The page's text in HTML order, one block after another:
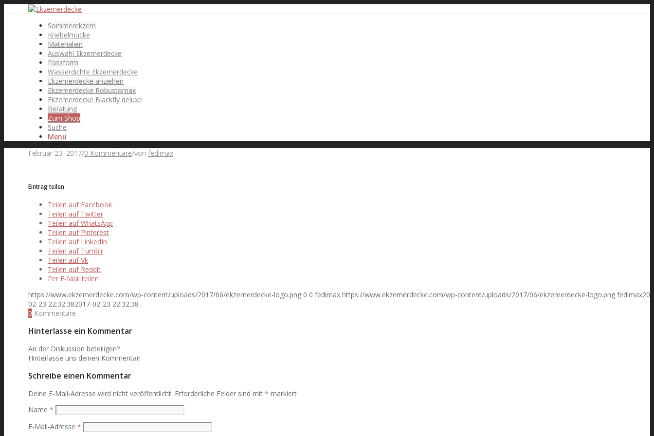
Sommerekzem
Kriebelmücke
Materialien
Auswahl Ekzemerdecke
Passform
Wasserdichte Ekzemerdecke
Ekzemerdecke anziehen
Ekzemerdecke Robustomax
Ekzemerdecke Blackfly deluxe
Beratung
Zum Shop
Suche
Menü
Februar 23, 2017/0 Kommentare/von fedimax
Eintrag teilen
Teilen auf Facebook
Teilen auf Twitter
Teilen auf WhatsApp
Teilen auf Pinterest
Teilen auf LinkedIn
Teilen auf Tumblr
Teilen auf Vk
Teilen auf Reddit
Per E-Mail teilen
https://www.ekzemerdecke.com/wp-content/uploads/2017/06/ekzemerdecke-logo.png 0 0 fedimax https://www.ekzemerdecke.com/wp-content/uploads/2017/06/ekzemerdecke-logo.png fedimax
02-23 22:32:382017-02-23 22:32:38
0 Kommentare
Hinterlasse ein Kommentar
An der Diskussion beteiligen?
Hinterlasse uns deinen Kommentar!
Schreibe einen Kommentar
Deine E-Mail-Adresse wird nicht veröffentlicht. Erforderliche Felder sind mit * markiert
Name *
E-Mail-Adresse *